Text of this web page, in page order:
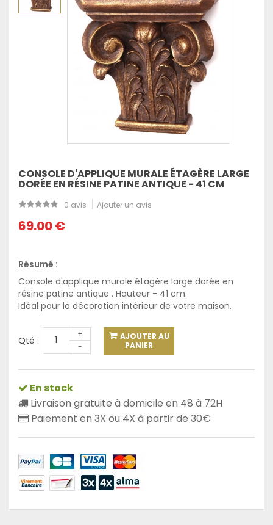
CONSOLE D'APPLIQUE MURALE ÉTAGÈRE LARGE
DORÉE EN RÉSINE PATINE ANTIQUE - 41 CM
0 avis Ajouter un avis
69.00 €
Résumé :
Console d'applique murale étagère large dorée en
résine patine antique . Hauteur - 41 cm.
Idéal pour la décoration intérieur de votre maison.
Qté :
+
-
AJOUTER AU
PANIER
En stock
Livraison gratuite à domicile en 48 à 72H
Paiement en 3X ou 4X à partir de 30€